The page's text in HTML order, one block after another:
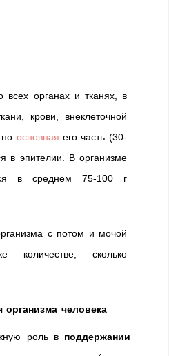
всех органах и тканях, в
крови, внеклеточной
основная его часть (30-
в эпителии. В организме
в среднем 75-100 г
с потом и мочой
сколько
организма человека
роль в поддержании